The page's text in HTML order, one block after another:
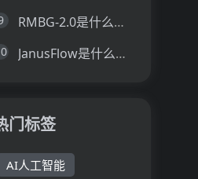
RMBG-2.0是什么？一文让你看懂RMBG-2.0的技术原理、主要功能、应用场景
JanusFlow是什么？一文让你看懂JanusFlow的技术原理、主要功能、应用场景
门标签
AI人工智能